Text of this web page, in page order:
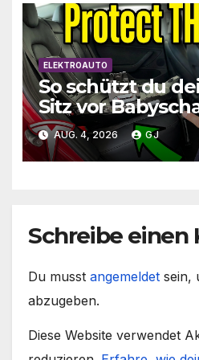
ELEKTROAUTO
So schützt du
Sitz vor
AUG. 4, 2026 GJ
Schreibe einen
Du musst angemeldet sein,
abzugeben.
Diese Website verwendet